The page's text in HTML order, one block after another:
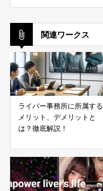
関連ワークス
ライバー事務所に所属する
メリット、デメリットと
は？徹底解説！